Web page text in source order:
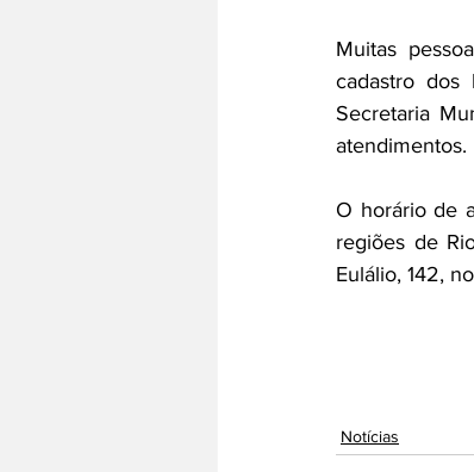
Muitas
cadastro dos
Secretaria
atendimentos.
O horário de
regiões de
Eulálio, 142,
Notícias